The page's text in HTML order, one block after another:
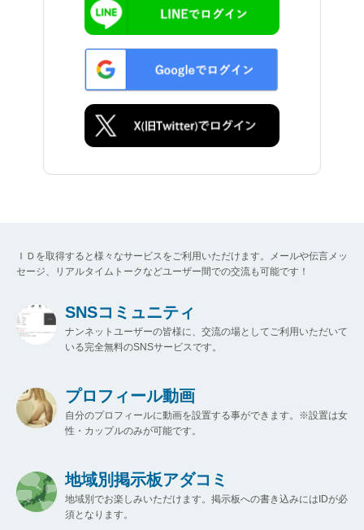
ＩＤを取得すると様々なサービスをご利用いただけます。メールや伝言メッ
セージ、リアルタイムトークなどユーザー間での交流も可能です！
SNSコミュニティ
ナンネットユーザーの皆様に、交流の場としてご利用いただいて
いる完全無料のSNSサービスです。
プロフィール動画
自分のプロフィールに動画を設置する事ができます。※設置は女
性・カップルのみが可能です。
地域別掲示板アダコミ
地域別でお楽しみいただけます。掲示板への書き込みにはIDが必
須となります。